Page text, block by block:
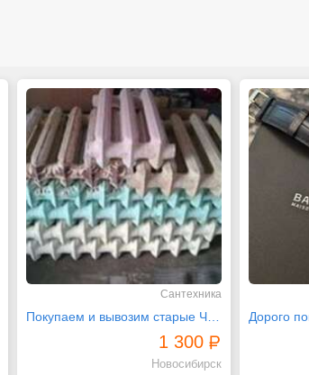
Сантехника
Покупаем и вывозим старые Чугунные ванны и батареи
1 300
Новосибирск